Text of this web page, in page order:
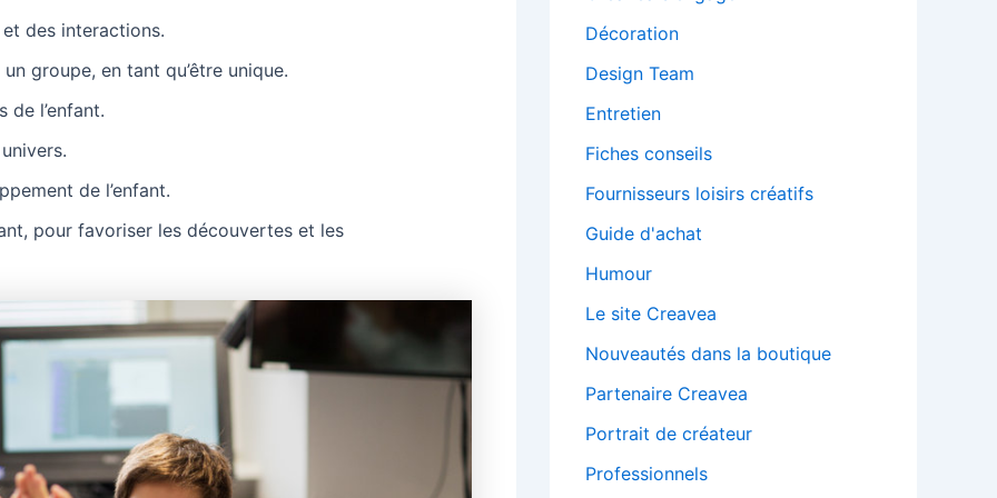
des interactions.
groupe, en tant qu’être unique.
l’enfant.
de l’enfant.
pour favoriser les découvertes et les
Décoration
Design Team
Entretien
Fiches conseils
Fournisseurs loisirs créatifs
Guide d'achat
Humour
Le site Creavea
Nouveautés dans la boutique
Partenaire Creavea
Portrait de créateur
Professionnels